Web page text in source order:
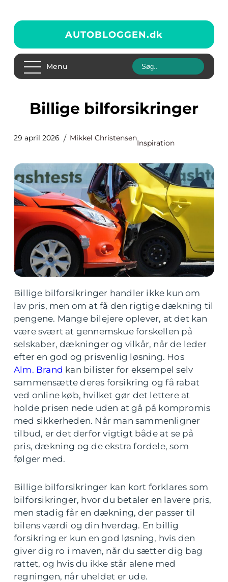
AUTOBLOGGEN.dk
Menu
Billige bilforsikringer
29 april 2026 Mikkel Christensen
Inspiration
Billige bilforsikringer handler ikke kun om
lav pris, men om at få den rigtige dækning til
pengene. Mange bilejere oplever, at det kan
være svært at gennemskue forskellen på
selskaber, dækninger og vilkår, når de leder
efter en god og prisvenlig løsning. Hos
Alm. Brand kan bilister for eksempel selv
sammensætte deres forsikring og få rabat
ved online køb, hvilket gør det lettere at
holde prisen nede uden at gå på kompromis
med sikkerheden. Når man sammenligner
tilbud, er det derfor vigtigt både at se på
pris, dækning og de ekstra fordele, som
følger med.
Billige bilforsikringer kan kort forklares som
bilforsikringer, hvor du betaler en lavere pris,
men stadig får en dækning, der passer til
bilens værdi og din hverdag. En billig
forsikring er kun en god løsning, hvis den
giver dig ro i maven, når du sætter dig bag
rattet, og hvis du ikke står alene med
regningen, når uheldet er ude.